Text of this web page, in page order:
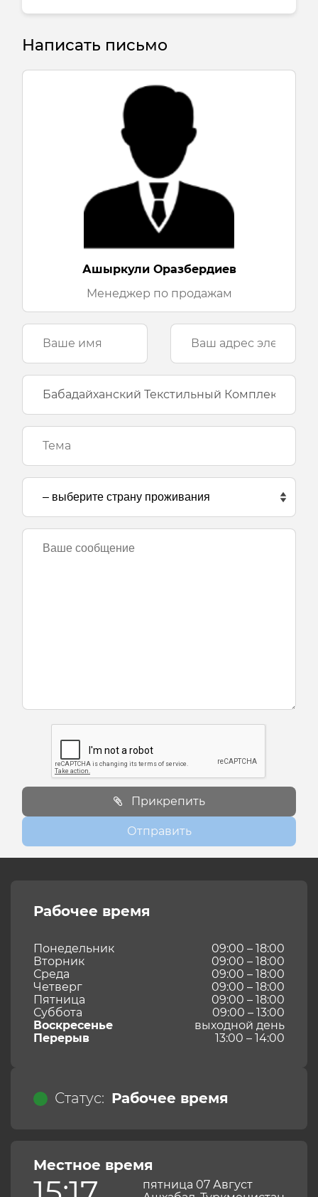
Написать письмо
Ашыркули Оразбердиев
Mенеджер по продажам
Прикрепить
Отправить
Рабочее время
Понедельник
09:00 – 18:00
Вторник
09:00 – 18:00
Среда
09:00 – 18:00
Четверг
09:00 – 18:00
Пятница
09:00 – 18:00
Суббота
09:00 – 13:00
Воскресенье
выходной день
Перерыв
13:00 – 14:00
Статус: Рабочее время
Местное время
пятница 07 Август